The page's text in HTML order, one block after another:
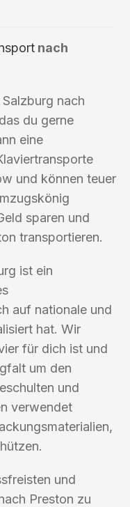
nach
nach
du gerne
eine
und können teuer
sparen und
transportieren.
ist ein
auf nationale und
hat. Wir
für dich ist und
um den
und
verwendet
und
Preston zu